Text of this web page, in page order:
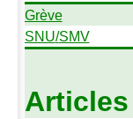
Grève
SNU/SMV